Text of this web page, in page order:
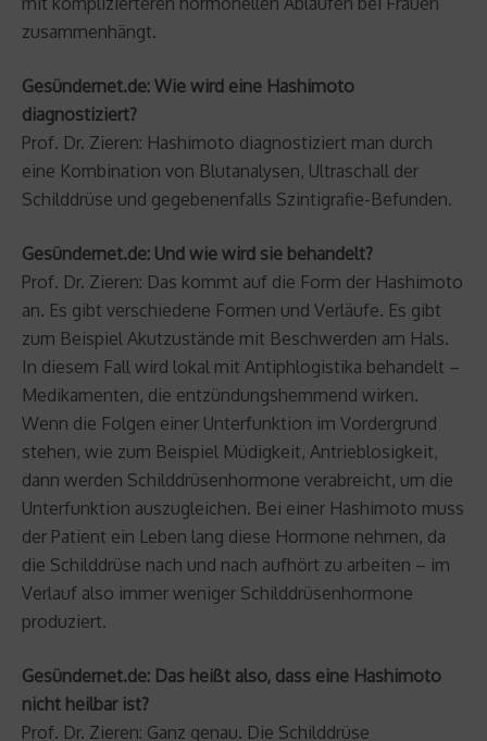
zusammenhängt.
Gesündernet.de: Wie wird eine Hashimoto
diagnostiziert?
Prof. Dr. Zieren: Hashimoto diagnostiziert man durch
eine Kombination von Blutanalysen, Ultraschall der
Schilddrüse und gegebenenfalls Szintigrafie-Befunden.
Gesündernet.de: Und wie wird sie behandelt?
Prof. Dr. Zieren: Das kommt auf die Form der Hashimoto
an. Es gibt verschiedene Formen und Verläufe. Es gibt
zum Beispiel Akutzustände mit Beschwerden am Hals.
In diesem Fall wird lokal mit Antiphlogistika behandelt –
Medikamenten, die entzündungshemmend wirken.
Wenn die Folgen einer Unterfunktion im Vordergrund
stehen, wie zum Beispiel Müdigkeit, Antrieblosigkeit,
dann werden Schilddrüsenhormone verabreicht, um die
Unterfunktion auszugleichen. Bei einer Hashimoto muss
der Patient ein Leben lang diese Hormone nehmen, da
die Schilddrüse nach und nach aufhört zu arbeiten – im
Verlauf also immer weniger Schilddrüsenhormone
produziert.
Gesündernet.de: Das heißt also, dass eine Hashimoto
nicht heilbar ist?
Prof. Dr. Zieren: Ganz genau. Die Schilddrüse